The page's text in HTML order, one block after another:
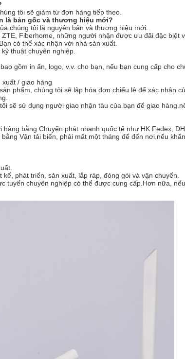
tôi sẽ giảm từ đơn hàng tiếp theo.
là bản gốc và thương hiệu mới?
chúng tôi là nguyên bản và thương hiệu mới.
Fiberhome, những người nhận được ưu đãi đặc
có thể xác nhận với nhà sản xuất.
thuật chuyên nghiệp.
gồm in ấn, logo, v.v. cho bạn, nếu bạn cung cấp cho
/ giao hàng
phẩm, chúng tôi sẽ lập hóa đơn chiếu lệ để xác nhận
sẽ sử dụng người giao nhận tàu của bạn để giao
bằng Chuyển phát nhanh quốc tế như HK Fedex,
Vận tải biển, phải mất một tháng để đến nơi.nếu
phát triển, sản xuất, lắp ráp, đóng gói và vận chuyển.
tuyến chuyên nghiệp có thể được cung cấp.Hơn nữa,